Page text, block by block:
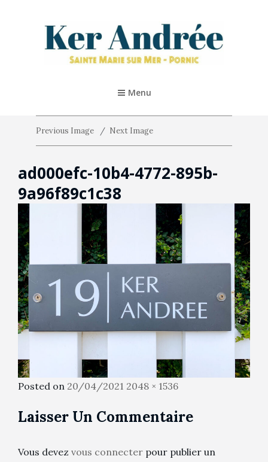
Menu
Previous Image Next Image
ad000efc-10b4-4772-895b-
9a96f89c1c38
Posted on Posted
20/04/2021 Full
2048 × 1536
Laisser Un Commentaire
Vous devez vous connecter pour publier un